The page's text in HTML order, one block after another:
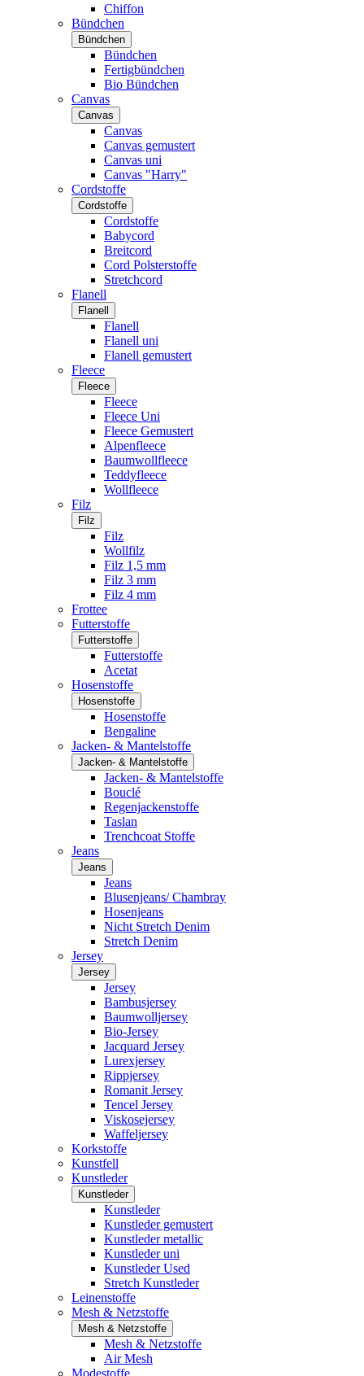
Chiffon
Bündchen
Bündchen
Bündchen
Fertigbündchen
Bio Bündchen
Canvas
Canvas
Canvas
Canvas gemustert
Canvas uni
Canvas "Harry"
Cordstoffe
Cordstoffe
Cordstoffe
Babycord
Breitcord
Cord Polsterstoffe
Stretchcord
Flanell
Flanell
Flanell
Flanell uni
Flanell gemustert
Fleece
Fleece
Fleece
Fleece Uni
Fleece Gemustert
Alpenfleece
Baumwollfleece
Teddyfleece
Wollfleece
Filz
Filz
Filz
Wollfilz
Filz 1,5 mm
Filz 3 mm
Filz 4 mm
Frottee
Futterstoffe
Futterstoffe
Futterstoffe
Acetat
Hosenstoffe
Hosenstoffe
Hosenstoffe
Bengaline
Jacken- & Mantelstoffe
Jacken- & Mantelstoffe
Jacken- & Mantelstoffe
Bouclé
Regenjackenstoffe
Taslan
Trenchcoat Stoffe
Jeans
Jeans
Jeans
Blusenjeans/ Chambray
Hosenjeans
Nicht Stretch Denim
Stretch Denim
Jersey
Jersey
Jersey
Bambusjersey
Baumwolljersey
Bio-Jersey
Jacquard Jersey
Lurexjersey
Rippjersey
Romanit Jersey
Tencel Jersey
Viskosejersey
Waffeljersey
Korkstoffe
Kunstfell
Kunstleder
Kunstleder
Kunstleder
Kunstleder gemustert
Kunstleder metallic
Kunstleder uni
Kunstleder Used
Stretch Kunstleder
Leinenstoffe
Mesh & Netzstoffe
Mesh & Netzstoffe
Mesh & Netzstoffe
Air Mesh
Modestoffe